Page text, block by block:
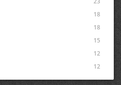
18
18
15
12
12